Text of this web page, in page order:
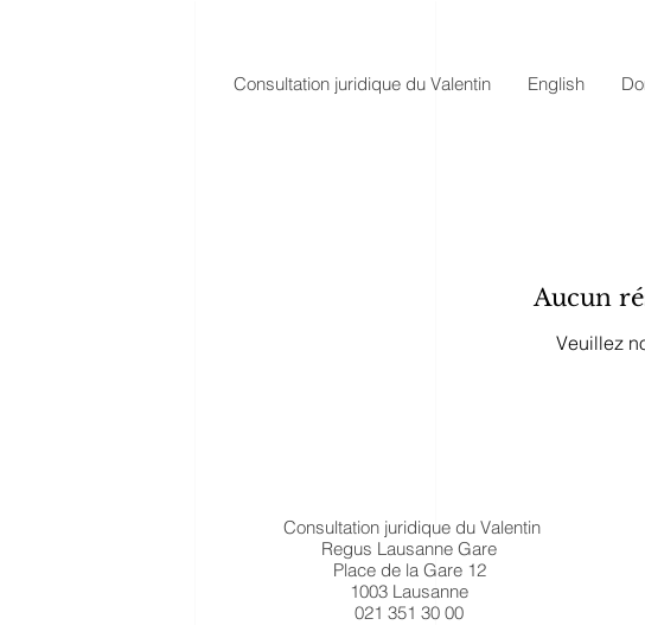
Consultation juridique du Valentin English
Aucun
Veuillez
Consultation juridique du Valentin
Regus Lausanne Gare
Place de la Gare 12
1003 Lausanne
021 351 30 00